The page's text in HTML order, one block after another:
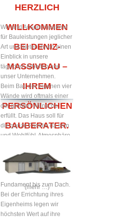
HERZLICH
WILLKOMMEN
BEI DENIZ-
MASSIVBAU –
IHREM
PERSÖNLICHEN
BAUBERATER.
Wir sind Ansprechpartner
für Bauleistungen jeglicher
Art und bieten ihnen einen
Einblick in unsere
täglichen Arbeiten und
unser Unternehmen.
Beim Bau der eigenen vier
Wände wird oftmals einer
der größten Wünsche
erfüllt. Das Haus soll für
die ganze Familie da sein
und Wohlfühl-Atmosphäre
Gerne bauen wir Ihr
Traumhaus nach ihren
Wünschen – vom
Fundament bis zum Dach.
Bei der Errichtung ihres
Eigenheims legen wir
höchsten Wert auf ihre
(mehr …)